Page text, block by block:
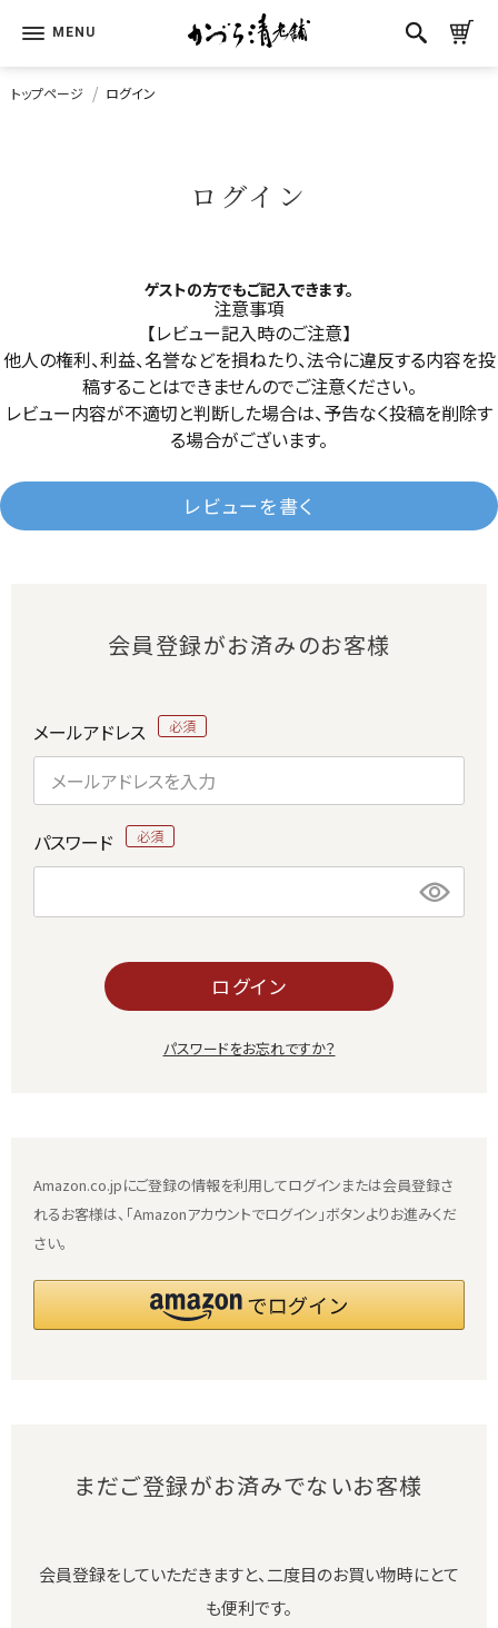
トップページ ログイン
ログイン
ゲストの方でもご記入できます。
注意事項
【レビュー記入時のご注意】
他人の権利、利益、名誉などを損ねたり、法令に違反する内容を投
稿することはできませんのでご注意ください。
レビュー内容が不適切と判断した場合は、予告なく投稿を削除す
る場合がございます。
レビューを書く
会員登録がお済みのお客様
メールアドレス
パスワード
ログイン
パスワードをお忘れですか？
Amazon.co.jpにご登録の情報を利用してログインまたは会員登録さ
れるお客様は、「Amazonアカウントでログイン」ボタンよりお進みくだ
さい。
まだご登録がお済みでないお客様
会員登録をしていただきますと、二度目のお買い物時にとて
も便利です。